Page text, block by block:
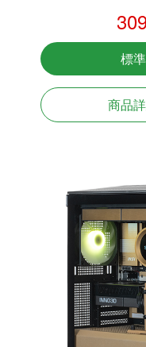
無
標
商品